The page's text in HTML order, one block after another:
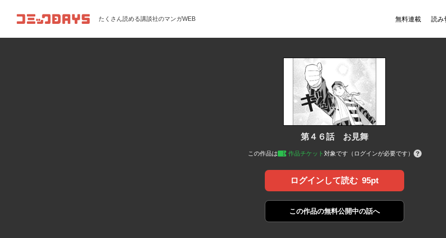
コミックDAYS たくさん読める講談社のマンガWEB 無料連載 読み
第４６話 お見舞
この作品は 作品チケット 対象です（ログインが必要です）
ログインして読む 95pt
この作品の無料公開中の話へ